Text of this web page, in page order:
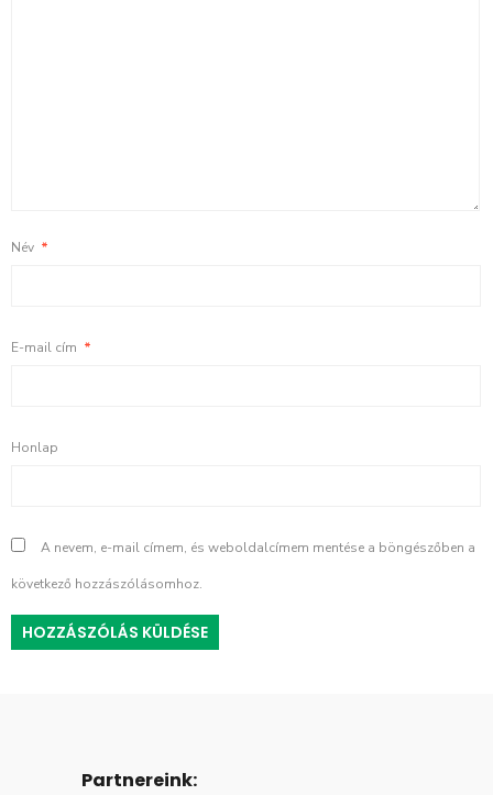
Név *
E-mail cím *
Honlap
A nevem, e-mail címem, és weboldalcímem mentése a böngészőben a
következő hozzászólásomhoz.
Partnereink: